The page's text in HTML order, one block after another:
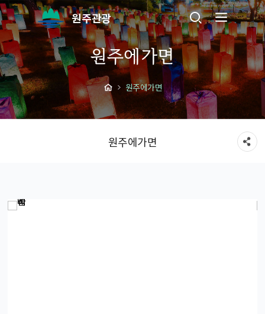
원주관광
원주에가면
원주에가면
원주에가면